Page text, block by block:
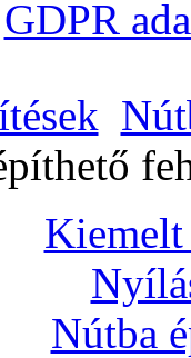
GDPR
Nútba